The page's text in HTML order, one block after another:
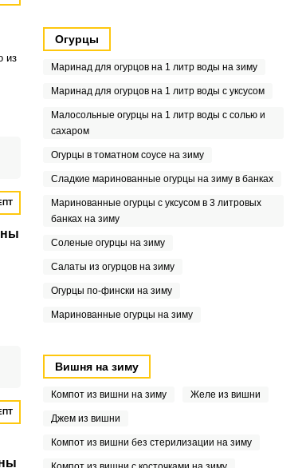
из
Огурцы
Маринад для огурцов на 1 литр воды на зиму
Маринад для огурцов на 1 литр воды с уксусом
Малосольные огурцы на 1 литр воды с солью и
сахаром
Огурцы в томатном соусе на зиму
Сладкие маринованные огурцы на зиму в банках
Маринованные огурцы с уксусом в 3 литровых
банках на зиму
Соленые огурцы на зиму
Салаты из огурцов на зиму
Огурцы по-фински на зиму
Маринованные огурцы на зиму
Вишня на зиму
Компот из вишни на зиму Желе из вишни
Джем из вишни
Компот из вишни без стерилизации на зиму